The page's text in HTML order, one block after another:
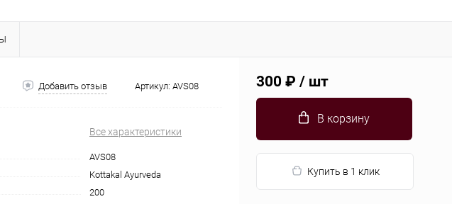
Добавить отзыв Артикул: AVS08
Все характеристики
AVS08
Kottakal Ayurveda
200
300 ₽ / шт
В корзину
Купить в 1 клик